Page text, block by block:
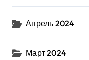
Апрель 2024
Март 2024